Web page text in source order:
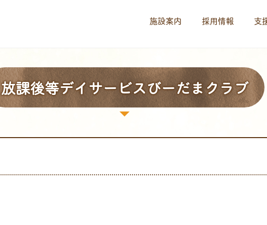
施設案内 採用情報 支
放課後等デイサービスびーだまクラブ